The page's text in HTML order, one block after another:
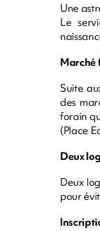
Une
Le
Marché
Suite
des
forain
(Place
Deux
Deux
pour